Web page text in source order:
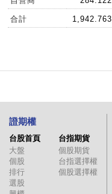
合計 1,942.763
證期權
台股首頁
大盤
個股
排行
選股
台指期貨
個股期貨
台指選擇權
個股選擇權